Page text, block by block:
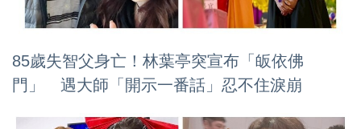
85歲失智父身亡！林葉亭突宣布「皈依佛
門」 遇大師「開示一番話」忍不住淚崩